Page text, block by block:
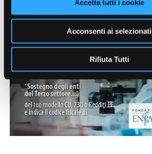
Accetta tutti i cookie
Acconsenti ai selezionati
Rifiuta Tutti